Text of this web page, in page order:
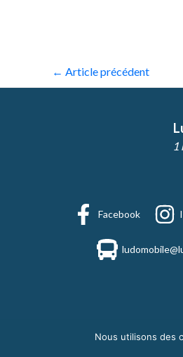
← Article précédent
Facebook
Nous utilisons des